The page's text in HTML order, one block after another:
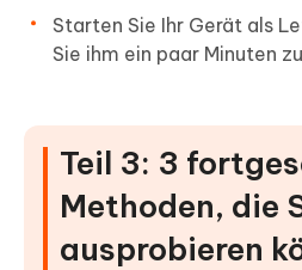
Starten Sie Ihr Gerät als
Sie ihm ein paar Minuten
Teil 3: 3
Methoden, die
ausprobieren